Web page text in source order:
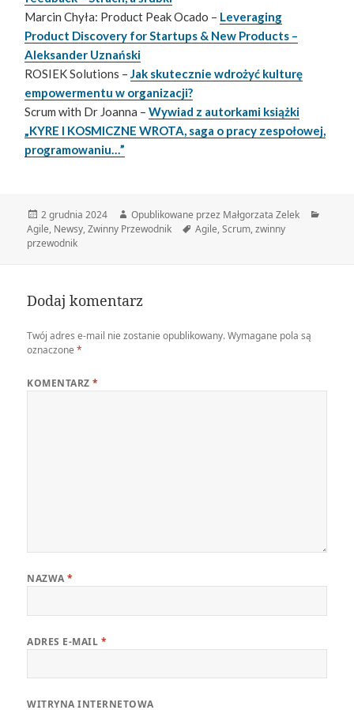
Marcin Chyła: Product Peak Ocado – Leveraging
Product Discovery for Startups & New Products –
Aleksander Uznański
ROSIEK Solutions – Jak skutecznie wdrożyć kulturę
empowermentu w organizacji?
Scrum with Dr Joanna –Wywiad z autorkami książki
„KYRE I KOSMICZNE WROTA, saga o pracy zespołowej,
programowaniu…”
Data
publikacji
2 grudnia 2024 Autor
Opublikowane przez Małgorzata Zelek
Agile, Newsy,Zwinny Przewodnik Tagi
Agile,Scrum,zwinny
przewodnik
Dodaj komentarz
Twój adres e-mail nie zostanie opublikowany. Wymagane pola są
oznaczone*
KOMENTARZ*
NAZWA*
ADRES E-MAIL *
WITRYNA INTERNETOWA